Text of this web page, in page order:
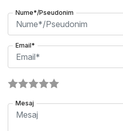
Nume*/Pseudonim
Email*
Mesaj